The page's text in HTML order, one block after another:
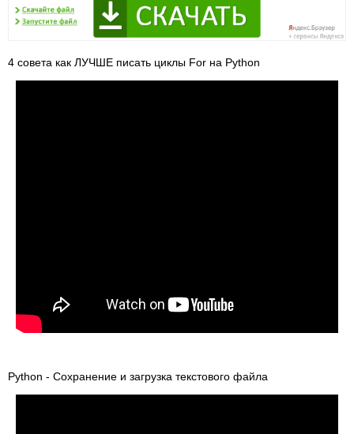
4 совета как ЛУЧШЕ писать циклы For на Python
Python - Сохранение и загрузка текстового файла